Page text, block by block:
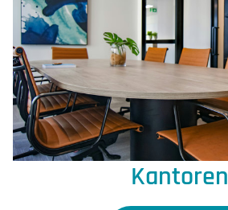
Kantoren